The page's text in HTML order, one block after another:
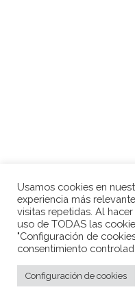
Usamos cookies en
experiencia más
visitas repetidas. Al
uso de TODAS las
"Configuración de
consentimiento
Configuración de cookies